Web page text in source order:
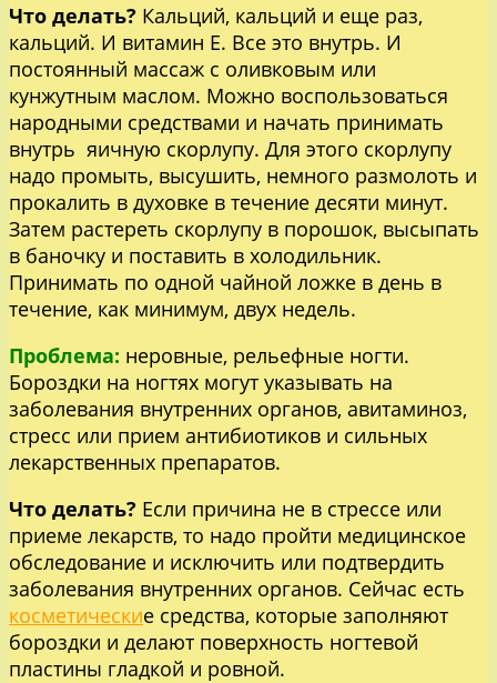
Что делать? Кальций, кальций и еще раз,
кальций. И витамин Е. Все это внутрь. И
постоянный массаж с оливковым или
кунжутным маслом. Можно воспользоваться
народными средствами и начать принимать
внутрь яичную скорлупу. Для этого скорлупу
надо промыть, высушить, немного размолоть и
прокалить в духовке в течение десяти минут.
Затем растереть скорлупу в порошок, высыпать
в баночку и поставить в холодильник.
Принимать по одной чайной ложке в день в
течение, как минимум, двух недель.
Проблема: неровные, рельефные ногти.
Бороздки на ногтях могут указывать на
заболевания внутренних органов, авитаминоз,
стресс или прием антибиотиков и сильных
лекарственных препаратов.
Что делать? Если причина не в стрессе или
приеме лекарств, то надо пройти медицинское
обследование и исключить или подтвердить
заболевания внутренних органов. Сейчас есть
косметические средства, которые заполняют
бороздки и делают поверхность ногтевой
пластины гладкой и ровной.